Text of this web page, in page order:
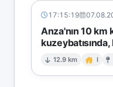
17:15:19
Anza'nın 10 km
12.9 km I